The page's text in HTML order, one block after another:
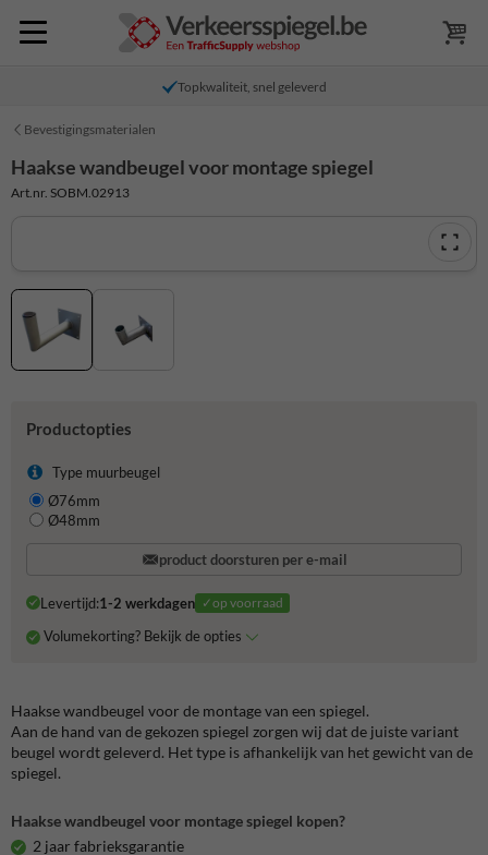
Topkwaliteit, snel geleverd
Bevestigingsmaterialen
Haakse wandbeugel voor montage spiegel
Art.nr. SOBM.02913
Productopties
Type muurbeugel
Ø76mm
Ø48mm
product doorsturen per e-mail
Levertijd:1-2 werkdagen ✓op voorraad
Volumekorting? Bekijk de opties
Haakse wandbeugel voor de montage van een spiegel.
Aan de hand van de gekozen spiegel zorgen wij dat de juiste variant
beugel wordt geleverd. Het type is afhankelijk van het gewicht van de
spiegel.
Haakse wandbeugel voor montage spiegel kopen?
2 jaar fabrieksgarantie